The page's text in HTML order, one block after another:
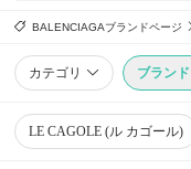
BALENCIAGAブランドページ
カテゴリ ブランド
LE CAGOLE (ル カゴール)